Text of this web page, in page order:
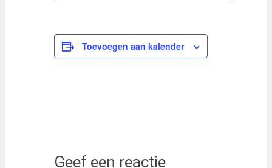
Toevoegen aan kalender
Geef een reactie